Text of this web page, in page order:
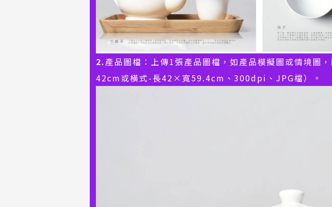
2.產品圖檔：上傳1張產品圖檔，如產品模擬圖或情境圖
42cm或橫式-長42×寬59.4cm、300dpi、JPG檔）。